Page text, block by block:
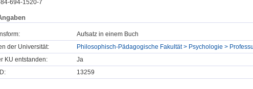
84-694-1520-7
Aufsatz in einem Buch
der Universität:
Philosophisch-Pädagogische Fakultät > Psychologie >
KU entstanden:
Ja
13259